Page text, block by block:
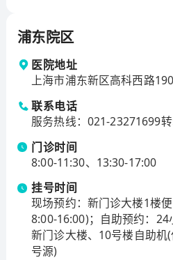
“十四五”发展规划以来，九院学
升。整复外科现为国际上规模
和国内最大的整形外科医教研
国际领先水平；牙体牙髓病科
科、口腔修复科、口腔正畸科
科、口腔种植科、口腔综合科
领先水平，部分国际先进水平
处于国内优势地位；眼整形眼
全国领先水平，耳神经颅底外
名近年始终位居全国前三；辅
殖中心中诊疗不孕症妇女平均
心；心血管介入治疗、钬激光
管疾病治疗、疝与腹壁外科疾
治疗、脑卒中介入治疗等方面
浦东院区
医院地址
上海市浦东新区高科西路
联系电话
服务热线： 021-23271699
门诊时间
8:00-11:30、13:30-17:00
挂号时间
现场预约：新门诊大楼1楼
8:00-16:00)；自助预约：24
新门诊大楼、10号楼自助机
号源)